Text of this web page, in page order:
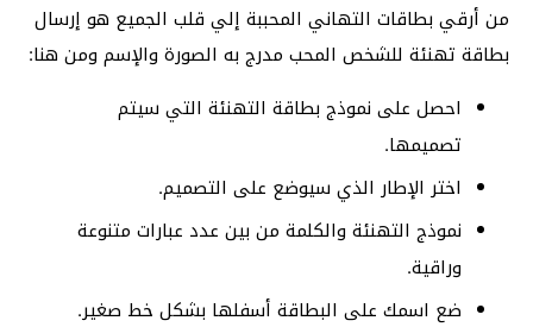
من أرقي بطاقات التهاني المحببة إلي قلب الجميع هو إرسال
بطاقة تهنئة للشخص المحب مدرج به الصورة والإسم ومن هنا:
احصل على نموذج بطاقة التهنئة التي سيتم
تصميمها.
اختر الإطار الذي سيوضع على التصميم.
نموذج التهنئة والكلمة من بين عدد عبارات متنوعة
وراقية.
ضع اسمك على البطاقة أسفلها بشكل خط صغير.